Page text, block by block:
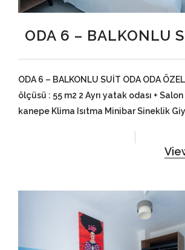
ODA 6 – BALKONLU
ODA 6 – BALKONLU SUİT ODA ODA
ölçüsü : 55 m2 2 Ayrı yatak odası +
kanepe Klima Isıtma Minibar Sineklik